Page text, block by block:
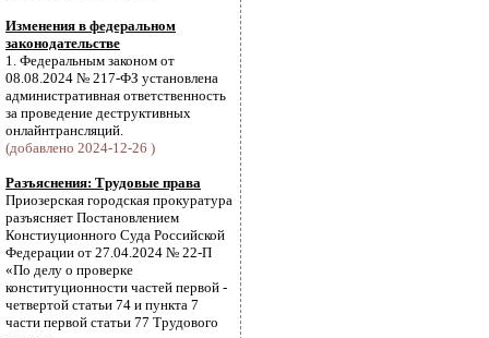
Изменения в федеральном
законодательстве
1. Федеральным законом от
08.08.2024 № 217-ФЗ установлена
административная ответственность
за проведение деструктивных
онлайнтрансляций.
(добавлено 2024-12-26 )
Разъяснения: Трудовые права
Приозерская городская прокуратура
разъясняет Постановлением
Констиуционного Суда Российской
Федерации от 27.04.2024 № 22-П
«По делу о проверке
конституционности частей первой -
четвертой статьи 74 и пункта 7
части первой статьи 77 Трудового